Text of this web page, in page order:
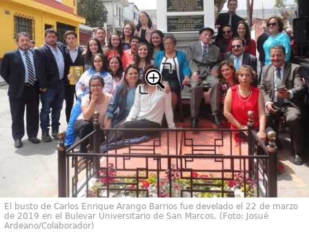
El busto de Carlos Enrique Arango Barrios fue develado el 22 de marzo
de 2019 en el Bulevar Universitario de San Marcos. (Foto: Josué
Ardeano/Colaborador)